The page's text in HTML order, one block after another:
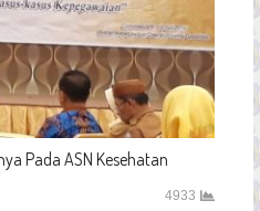
Pada ASN Kesehatan
4933